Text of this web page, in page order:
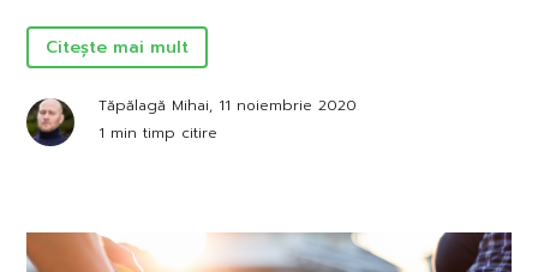
Citește mai mult
Tăpălagă Mihai, 11 noiembrie 2020
1 min timp citire